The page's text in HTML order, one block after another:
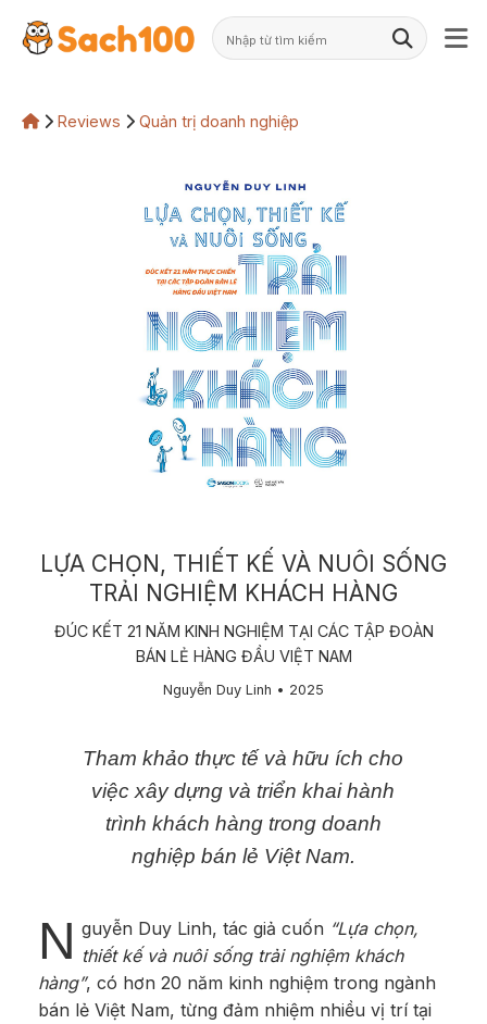
Reviews Quản trị doanh nghiệp
LỰA CHỌN, THIẾT KẾ VÀ NUÔI SỐNG
TRẢI NGHIỆM KHÁCH HÀNG
ĐÚC KẾT 21 NĂM KINH NGHIỆM TẠI CÁC TẬP ĐOÀN
BÁN LẺ HÀNG ĐẦU VIỆT NAM
Nguyễn Duy Linh • 2​025
​Tham khảo thực tế và hữu ích cho
việc xây dựng và triển khai hành
trình khách hàng trong doanh
nghiệp bán lẻ Việt Nam.
N guyễn Duy Linh, tác giả cuốn “Lựa chọn,
thiết kế và nuôi sống trải nghiệm khách
hàng”, có hơn 20 năm kinh nghiệm trong ngành
bán lẻ Việt Nam, từng đảm nhiệm nhiều vị trí tại